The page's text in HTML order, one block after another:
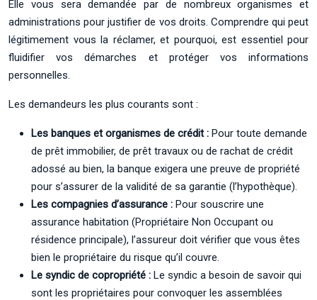
Elle vous sera demandée par de nombreux organismes et
administrations pour justifier de vos droits. Comprendre qui peut
légitimement vous la réclamer, et pourquoi, est essentiel pour
fluidifier vos démarches et protéger vos informations
personnelles.
Les demandeurs les plus courants sont :
Les banques et organismes de crédit : Pour toute demande
de prêt immobilier, de prêt travaux ou de rachat de crédit
adossé au bien, la banque exigera une preuve de propriété
pour s’assurer de la validité de sa garantie (l’hypothèque).
Les compagnies d’assurance : Pour souscrire une
assurance habitation (Propriétaire Non Occupant ou
résidence principale), l’assureur doit vérifier que vous êtes
bien le propriétaire du risque qu’il couvre.
Le syndic de copropriété : Le syndic a besoin de savoir qui
sont les propriétaires pour convoquer les assemblées